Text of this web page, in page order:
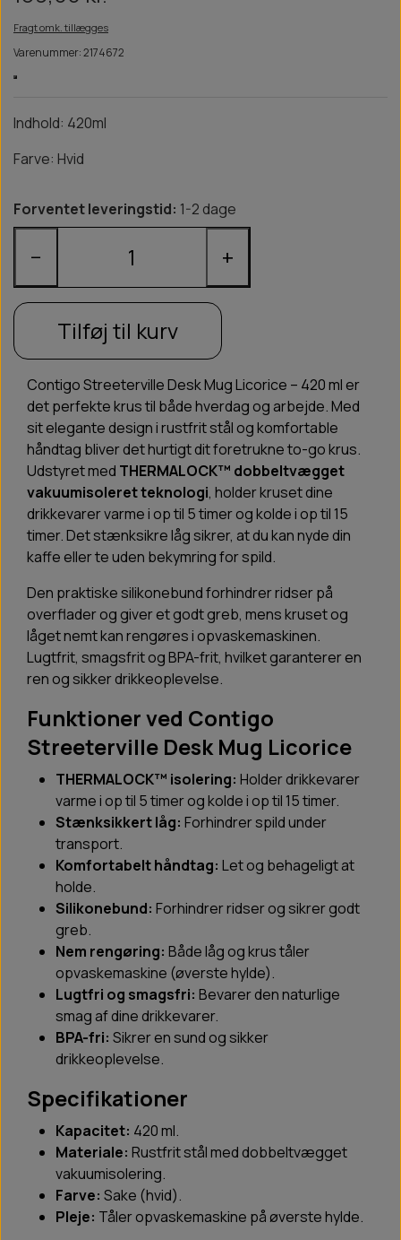
Fragt omk. tillægges
Varenummer: 2174672
Indhold: 420ml
Farve: Hvid
Forventet leveringstid: 1-2 dage
− +
Tilføj til kurv
Contigo Streeterville Desk Mug Licorice – 420 ml er
det perfekte krus til både hverdag og arbejde. Med
sit elegante design i rustfrit stål og komfortable
håndtag bliver det hurtigt dit foretrukne to-go krus.
Udstyret med THERMALOCK™ dobbeltvægget
vakuumisoleret teknologi, holder kruset dine
drikkevarer varme i op til 5 timer og kolde i op til 15
timer. Det stænksikre låg sikrer, at du kan nyde din
kaffe eller te uden bekymring for spild.
Den praktiske silikonebund forhindrer ridser på
overflader og giver et godt greb, mens kruset og
låget nemt kan rengøres i opvaskemaskinen.
Lugtfrit, smagsfrit og BPA-frit, hvilket garanterer en
ren og sikker drikkeoplevelse.
Funktioner ved Contigo
Streeterville Desk Mug Licorice
THERMALOCK™ isolering: Holder drikkevarer
varme i op til 5 timer og kolde i op til 15 timer.
Stænksikkert låg: Forhindrer spild under
transport.
Komfortabelt håndtag: Let og behageligt at
holde.
Silikonebund: Forhindrer ridser og sikrer godt
greb.
Nem rengøring: Både låg og krus tåler
opvaskemaskine (øverste hylde).
Lugtfri og smagsfri: Bevarer den naturlige
smag af dine drikkevarer.
BPA-fri: Sikrer en sund og sikker
drikkeoplevelse.
Specifikationer
Kapacitet: 420 ml.
Materiale: Rustfrit stål med dobbeltvægget
vakuumisolering.
Farve: Sake (hvid).
Pleje: Tåler opvaskemaskine på øverste hylde.